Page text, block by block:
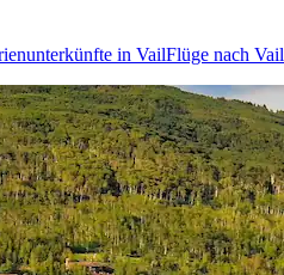
in VailFlüge nach Vail